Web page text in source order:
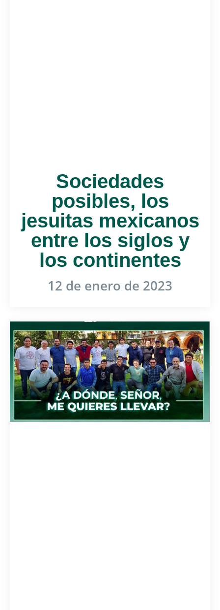
Sociedades
posibles, los
jesuitas mexicanos
entre los siglos y
los continentes
12 de enero de 2023